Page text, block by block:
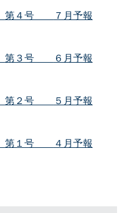
第４号
７月予報
第３号
６月予報
第２号
５月予報
第１号
４月予報